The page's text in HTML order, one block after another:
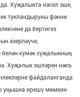
Хуҗалыкта нәсел эше,
тукландыруны фәнни
дә бертигез
әзерләүче,
белән күмәк хуҗалыкның
Хуҗалык эшләрен нәкъ
файдаланганда
уңышка ирешү мөмкин